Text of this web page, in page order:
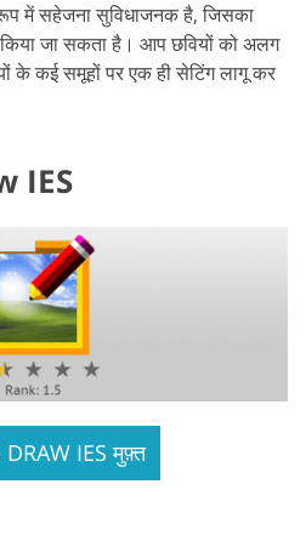
में सहेजना सुविधाजनक है, जिसका
किया जा सकता है। आप छवियों को अलग
के कई समूहों पर एक ही सेटिंग लागू कर
IES
DRAW IES मुफ़्त